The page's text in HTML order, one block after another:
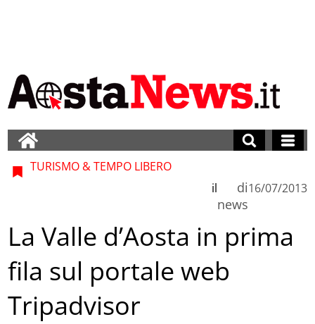
TURISMO & TEMPO LIBERO
di
news
il 16/07/2013
La Valle d’Aosta in prima
fila sul portale web
Tripadvisor